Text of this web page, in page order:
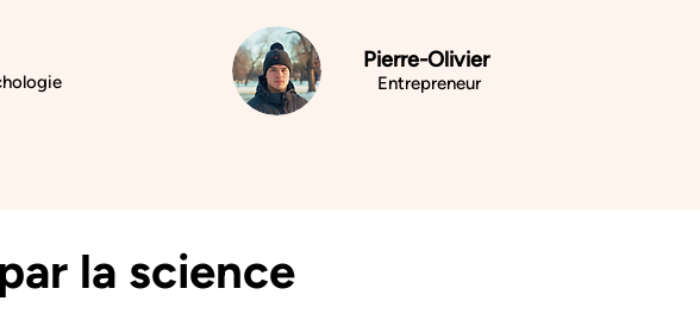
Pierre-Olivier
Entrepreneur
la science